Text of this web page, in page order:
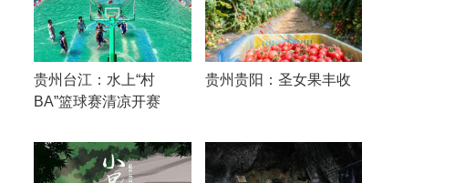
贵州台江：水上“村
BA”篮球赛清凉开赛
贵州贵阳：圣女果丰收